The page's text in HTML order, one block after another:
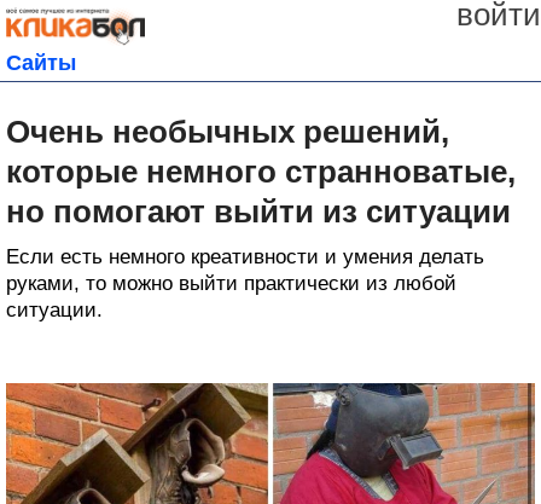
войти
Сайты
Очень необычных решений,
которые немного странноватые,
но помогают выйти из ситуации
Если есть немного креативности и умения делать
руками, то можно выйти практически из любой
ситуации.